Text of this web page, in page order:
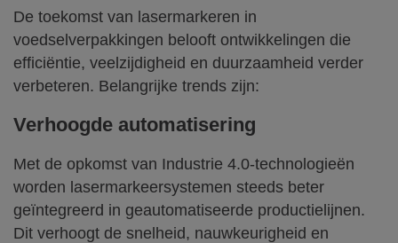
De toekomst van lasermarkeren in
voedselverpakkingen belooft ontwikkelingen die
efficiëntie, veelzijdigheid en duurzaamheid verder
verbeteren. Belangrijke trends zijn:
Verhoogde automatisering
Met de opkomst van Industrie 4.0-technologieën
worden lasermarkeersystemen steeds beter
geïntegreerd in geautomatiseerde productielijnen.
Dit verhoogt de snelheid, nauwkeurigheid en